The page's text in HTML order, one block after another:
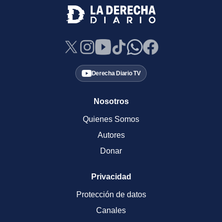
Derecha Diario TV
Nosotros
Quienes Somos
Autores
Donar
Privacidad
Protección de datos
Canales